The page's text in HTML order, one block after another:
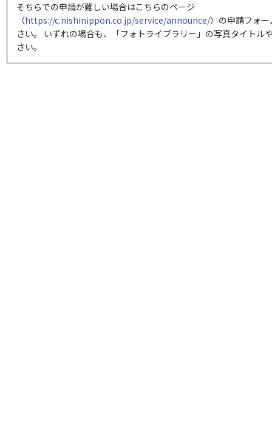
そちらでの申請が難しい場合はこちらのページ
（https://c.nishinippon.co.jp/service/announce/）の申請フォ
さい。 いずれの場合も、「フォトライブラリー」の写真タイトル
さい。